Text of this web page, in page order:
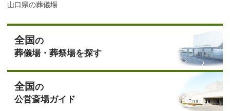
山口県の葬儀場
全国の
葬儀場・葬祭場を探す
全国の
公営斎場ガイド